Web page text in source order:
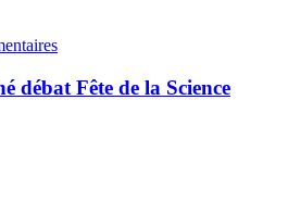
débat Fête de la Science